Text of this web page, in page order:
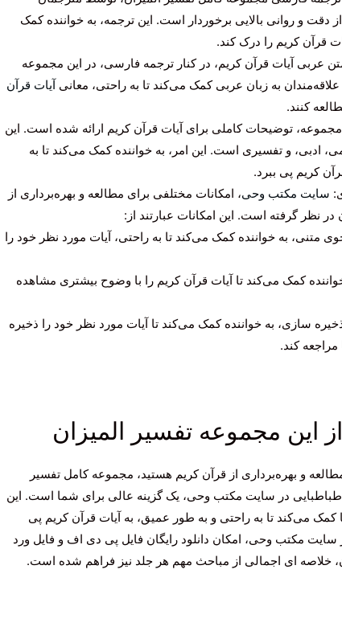
و روانی بالایی برخوردار است. این ترجمه، به خواننده کمک
قرآن کریم را درک کند.
عربی آیات قرآن کریم، در کنار ترجمه فارسی، در این مجموعه
به زبان عربی کمک می‌کند تا به راحتی، معانیآیات قرآن
کنند.
توضیحات کاملی برای آیات قرآن کریم ارائه شده است. این
ادبی، و تفسیری است. این امر، به خواننده کمک می‌کند تا به
کریم پی ببرد.
سایت مکتب وحی، امکانات مختلفی برای مطالعه و بهره‌برداری از
نظر گرفته است. این امکانات عبارتند از:
به خواننده کمک می‌کند تا به راحتی، آیات مورد نظر خود را
کمک می‌کند تا آیات قرآن کریم را با وضوح بیشتری مشاهده
سازی، به خواننده کمک می‌کند تا آیات مورد نظر خود را ذخیره
کند.
این مجموعه تفسیر المیزان
و بهره‌برداری از قرآن کریم هستید، مجموعه کامل تفسیر
طباطبایی در سایت مکتب وحی، یک گزینه عالی برای شما است. این
می‌کند تا به راحتی و به طور عمیق، به آیات قرآن کریم پی
مکتب وحی، امکان دانلود رایگان فایل پی دی اف و فایل ورد
خلاصه ای اجمالی از مباحث مهم هر جلد نیز فراهم شده است.